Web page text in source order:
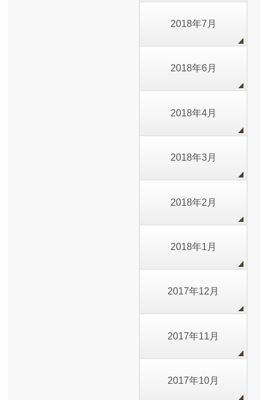
2018年7月
2018年6月
2018年4月
2018年3月
2018年2月
2018年1月
2017年12月
2017年11月
2017年10月